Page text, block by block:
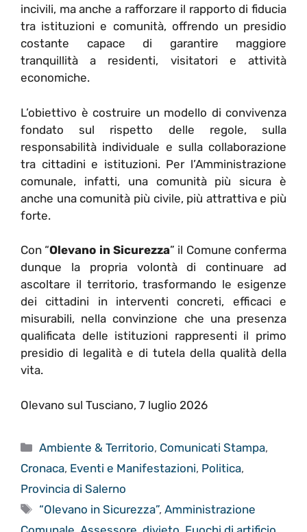
incivili, ma anche a rafforzare il rapporto di fiducia
tra istituzioni e comunità, offrendo un presidio
costante capace di garantire maggiore
tranquillità a residenti, visitatori e attività
economiche.
L’obiettivo è costruire un modello di convivenza
fondato sul rispetto delle regole, sulla
responsabilità individuale e sulla collaborazione
tra cittadini e istituzioni. Per l’Amministrazione
comunale, infatti, una comunità più sicura è
anche una comunità più civile, più attrattiva e più
forte.
Con “Olevano in Sicurezza” il Comune conferma
dunque la propria volontà di continuare ad
ascoltare il territorio, trasformando le esigenze
dei cittadini in interventi concreti, efficaci e
misurabili, nella convinzione che una presenza
qualificata delle istituzioni rappresenti il primo
presidio di legalità e di tutela della qualità della
vita.
Olevano sul Tusciano, 7 luglio 2026
Categorie
Ambiente & Territorio, Comunicati Stampa,
Cronaca, Eventi e Manifestazioni, Politica,
Provincia di Salerno
Tag
“Olevano in Sicurezza”,Amministrazione